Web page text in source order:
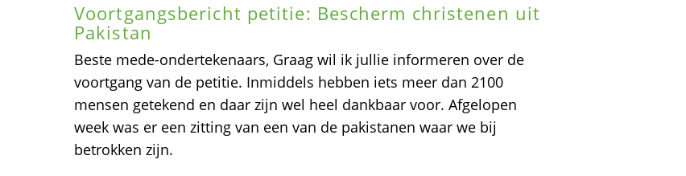
Voortgangsbericht petitie: Bescherm christenen uit
Pakistan
Beste mede-ondertekenaars, Graag wil ik jullie informeren over de
voortgang van de petitie. Inmiddels hebben iets meer dan 2100
mensen getekend en daar zijn wel heel dankbaar voor. Afgelopen
week was er een zitting van een van de pakistanen waar we bij
betrokken zijn.